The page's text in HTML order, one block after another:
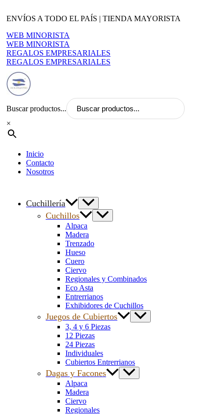
al
ENVÍOS A TODO EL PAÍS | TIENDA MAYORISTA
WEB MINORISTA
WEB MINORISTA
REGALOS EMPRESARIALES
REGALOS EMPRESARIALES
Buscar productos...
×
Inicio
Contacto
Nosotros
Cuchillería
Cuchillos
Alpaca
Madera
Trenzado
Hueso
Cuero
Ciervo
Regionales y Combinados
Eco Asta
Entrerrianos
Exhibidores de Cuchillos
Juegos de Cubiertos
3, 4 y 6 Piezas
12 Piezas
24 Piezas
Individuales
Cubiertos Entrerrianos
Dagas y Facones
Alpaca
Madera
Ciervo
Regionales